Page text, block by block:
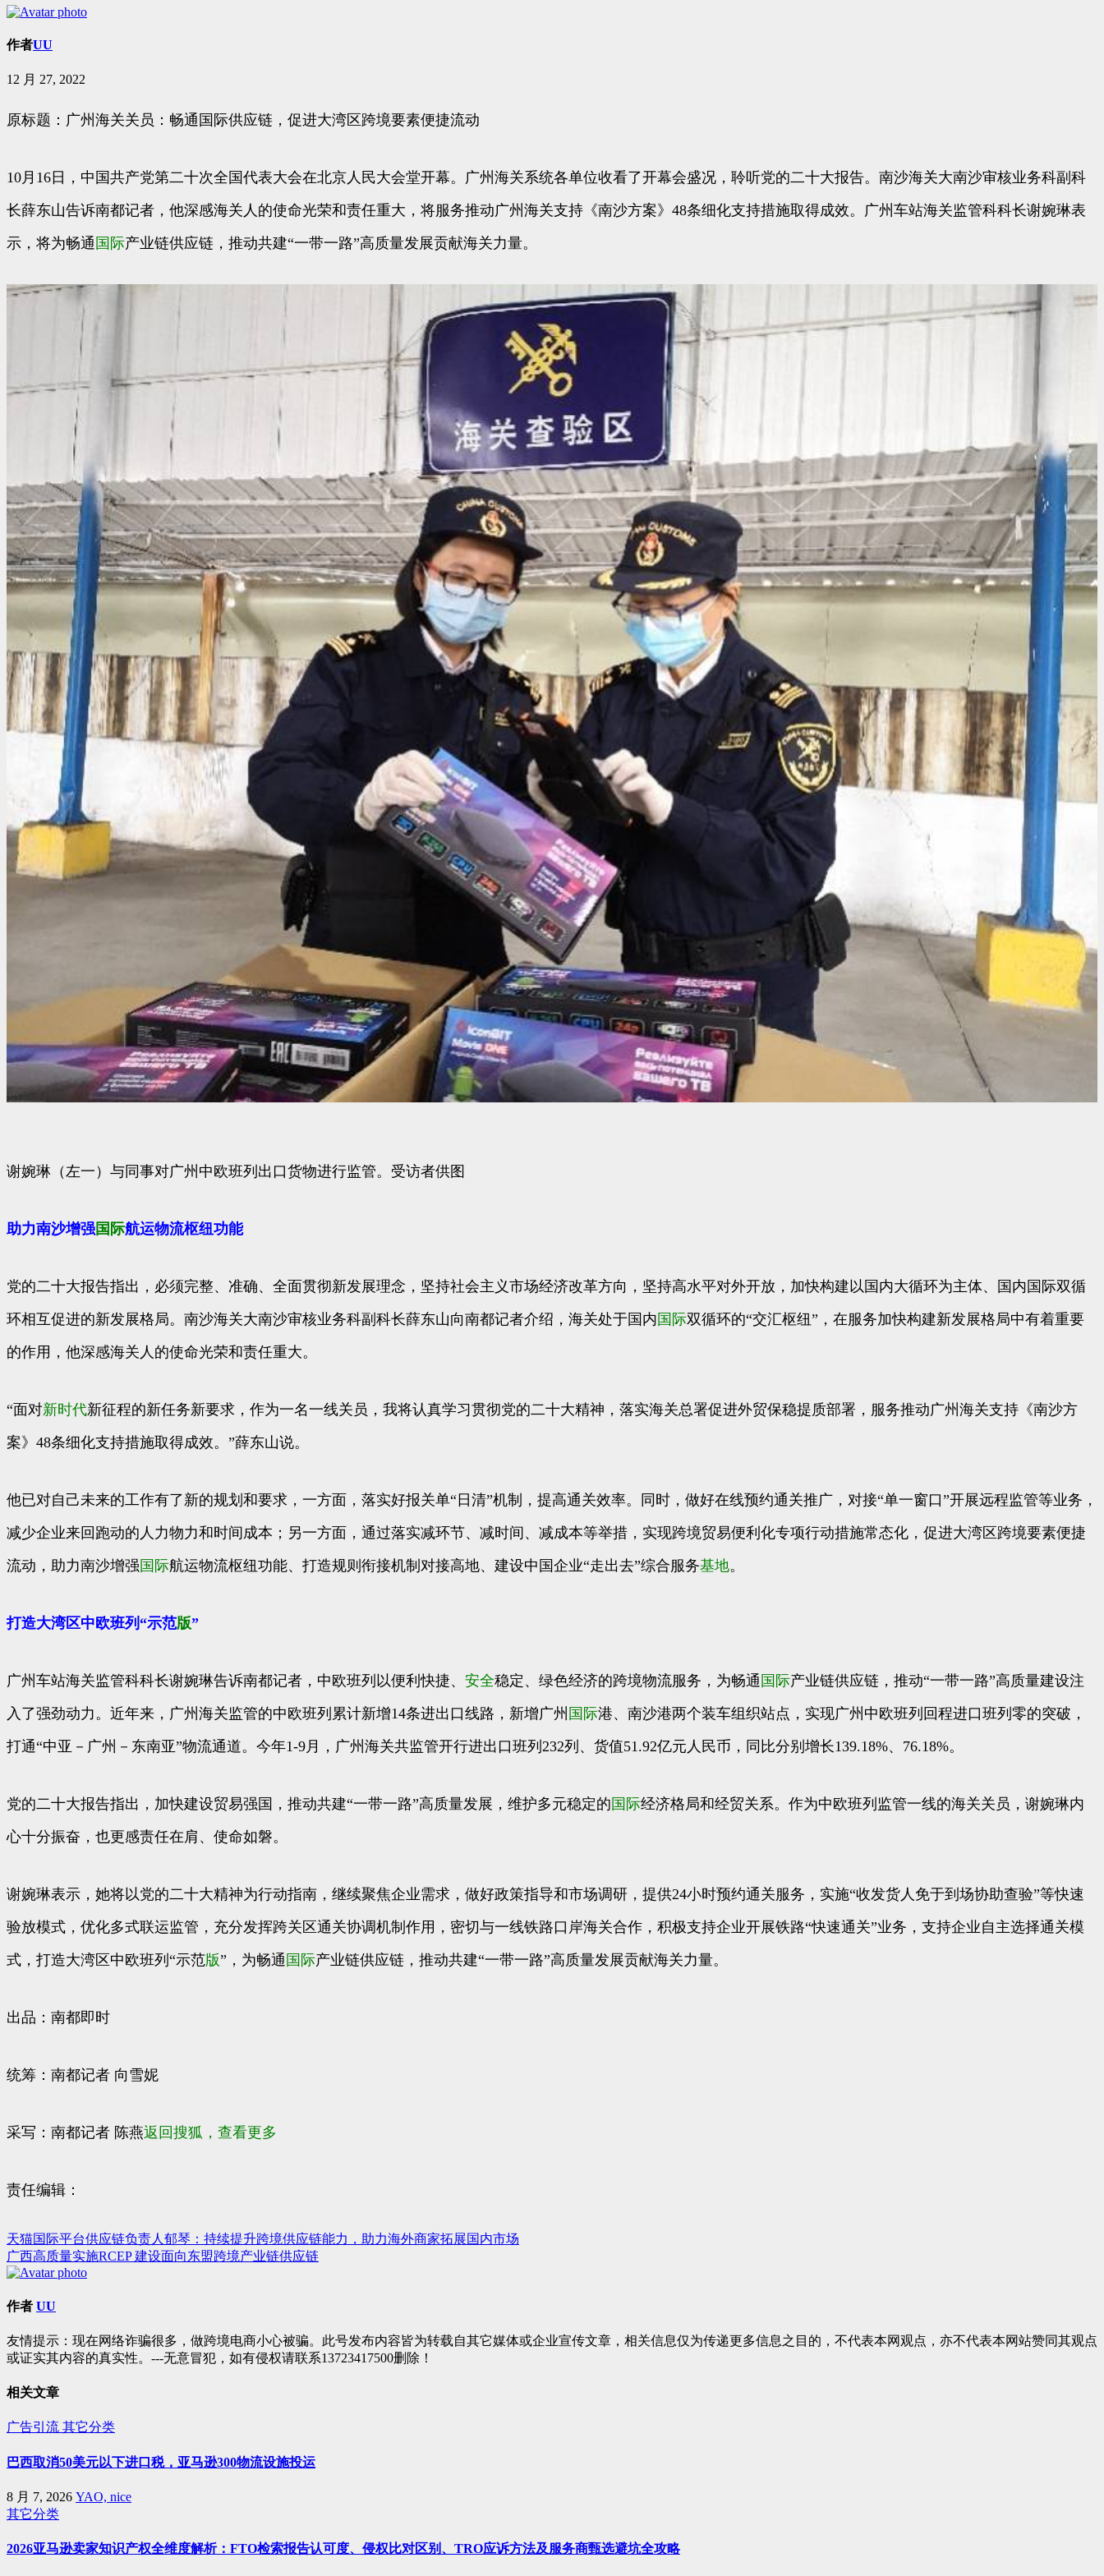
作者UU
12 月 27, 2022
原标题：广州海关关员：畅通国际供应链，促进大湾区跨境要素便捷流动
10月16日，中国共产党第二十次全国代表大会在北京人民大会堂开幕。广州海关系统各单位收看了开幕会盛况，聆听党的二十大报告。南沙海关大南沙审核业务科副科
长薛东山告诉南都记者，他深感海关人的使命光荣和责任重大，将服务推动广州海关支持《南沙方案》48条细化支持措施取得成效。广州车站海关监管科科长谢婉琳表
示，将为畅通 国际产业链供应链，推动共建“一带一路”高质量发展贡献海关力量。
谢婉琳（左一）与同事对广州中欧班列出口货物进行监管。受访者供图
助力南沙增强国际航运物流枢纽功能
党的二十大报告指出，必须完整、准确、全面贯彻新发展理念，坚持社会主义市场经济改革方向，坚持高水平对外开放，加快构建以国内大循环为主体、国内国际双循
环相互促进的新发展格局。南沙海关大南沙审核业务科副科长薛东山向南都记者介绍，海关处于国内 国际双循环的“交汇枢纽”，在服务加快构建新发展格局中有着重要
的作用，他深感海关人的使命光荣和责任重大。
“面对新时代新征程的新任务新要求，作为一名一线关员，我将认真学习贯彻党的二十大精神，落实海关总署促进外贸保稳提质部署，服务推动广州海关支持《南沙方
案》48条细化支持措施取得成效。”薛东山说。
他已对自己未来的工作有了新的规划和要求，一方面，落实好报关单“日清”机制，提高通关效率。同时，做好在线预约通关推广，对接“单一窗口”开展远程监管等业务，
减少企业来回跑动的人力物力和时间成本；另一方面，通过落实减环节、减时间、减成本等举措，实现跨境贸易便利化专项行动措施常态化，促进大湾区跨境要素便捷
流动，助力南沙增强 国际航运物流枢纽功能、打造规则衔接机制对接高地、建设中国企业“走出去”综合服务基地。
打造大湾区中欧班列“示范版”
广州车站海关监管科科长谢婉琳告诉南都记者，中欧班列以便利快捷、 安全稳定、绿色经济的跨境物流服务，为畅通 国际产业链供应链，推动“一带一路”高质量建设注
入了强劲动力。近年来，广州海关监管的中欧班列累计新增14条进出口线路，新增广州 国际港、南沙港两个装车组织站点，实现广州中欧班列回程进口班列零的突破，
打通“中亚－广州－东南亚”物流通道。今年1-9月，广州海关共监管开行进出口班列232列、货值51.92亿元人民币，同比分别增长139.18%、76.18%。
党的二十大报告指出，加快建设贸易强国，推动共建“一带一路”高质量发展，维护多元稳定的 国际经济格局和经贸关系。作为中欧班列监管一线的海关关员，谢婉琳内
心十分振奋，也更感责任在肩、使命如磐。
谢婉琳表示，她将以党的二十大精神为行动指南，继续聚焦企业需求，做好政策指导和市场调研，提供24小时预约通关服务，实施“收发货人免于到场协助查验”等快速
验放模式，优化多式联运监管，充分发挥跨关区通关协调机制作用，密切与一线铁路口岸海关合作，积极支持企业开展铁路“快速通关”业务，支持企业自主选择通关模
式，打造大湾区中欧班列“示范版”，为畅通 国际产业链供应链，推动共建“一带一路”高质量发展贡献海关力量。
出品：南都即时
统筹：南都记者 向雪妮
采写：南都记者 陈燕返回搜狐，查看更多
责任编辑：
文
章
导
天猫国际平台供应链负责人郁琴：持续提升跨境供应链能力，助力海外商家拓展国内市场
广西高质量实施RCEP 建设面向东盟跨境产业链供应链
作者 UU
友情提示：现在网络诈骗很多，做跨境电商小心被骗。此号发布内容皆为转载自其它媒体或企业宣传文章，相关信息仅为传递更多信息之目的，不代表本网观点，亦不代表本网站赞同其观点
或证实其内容的真实性。---无意冒犯，如有侵权请联系13723417500删除！
相关文章
广告引流 其它分类
巴西取消50美元以下进口税，亚马逊300物流设施投运
8 月 7, 2026 YAO, nice
其它分类
2026亚马逊卖家知识产权全维度解析：FTO检索报告认可度、侵权比对区别、TRO应诉方法及服务商甄选避坑全攻略